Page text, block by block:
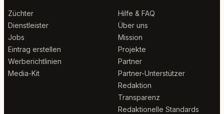
Züchter
Dienstleister
Jobs
Eintrag erstellen
Werberichtlinien
Media-Kit
Hilfe & FAQ
Über uns
Mission
Projekte
Partner
Partner-Unterstützer
Redaktion
Transparenz
Redaktionelle Standards